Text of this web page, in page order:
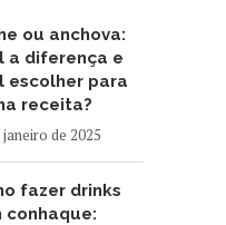
ou anchova:
a diferença e
escolher para
receita?
janeiro de 2025
fazer drinks
conhaque: